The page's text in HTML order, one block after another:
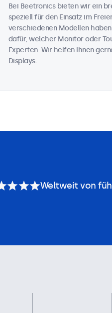
Bei Beetronics bieten wir ein
speziell für den Einsatz im
verschiedenen Modellen
dafür, welcher Monitor oder
Experten. Wir helfen Ihnen
Displays.
Weltweit von